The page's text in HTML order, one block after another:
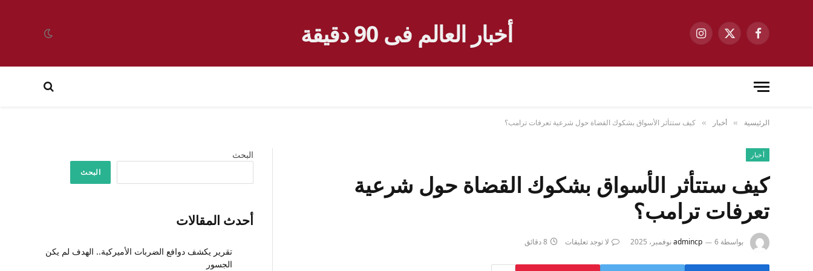
فيسبوكX
الانستغرام أخبار العالم فى 90 دقيقة
الرئيسية » أخبار » كيف ستتأثر الأسواق بشكوك القضاة حول شرعية تعرفات ترامب؟
أخبار
كيف ستتأثر الأسواق بشكوك القضاة حول شرعية
تعرفات ترامب؟
بواسطة admincp 6 نوفمبر، 2025 لا توجد تعليقات 8 دقائق
البحث
البحث
أحدث المقالات
تقرير يكشف دوافع الضربات الأميركية.. الهدف لم يكن
الجسور